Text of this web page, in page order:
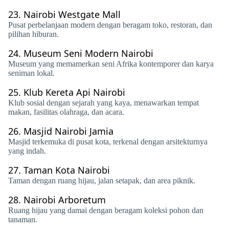
23. Nairobi Westgate Mall
Pusat perbelanjaan modern dengan beragam toko, restoran, dan
pilihan hiburan.
24. Museum Seni Modern Nairobi
Museum yang memamerkan seni Afrika kontemporer dan karya
seniman lokal.
25. Klub Kereta Api Nairobi
Klub sosial dengan sejarah yang kaya, menawarkan tempat
makan, fasilitas olahraga, dan acara.
26. Masjid Nairobi Jamia
Masjid terkemuka di pusat kota, terkenal dengan arsitekturnya
yang indah.
27. Taman Kota Nairobi
Taman dengan ruang hijau, jalan setapak, dan area piknik.
28. Nairobi Arboretum
Ruang hijau yang damai dengan beragam koleksi pohon dan
tanaman.